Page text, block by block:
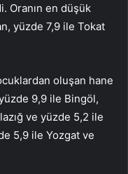
Oranın en düşük
yüzde 7,9 ile Tokat
oluşan hane
9,9 ile Bingöl,
ve yüzde 5,2 ile
5,9 ile Yozgat ve